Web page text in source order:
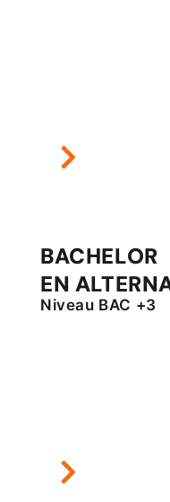
BACHELOR
EN
Niveau BAC +3